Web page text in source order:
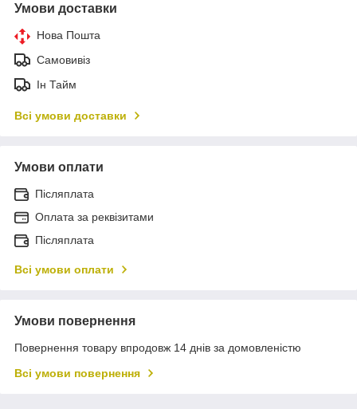
Умови доставки
Нова Пошта
Самовивіз
Ін Тайм
Всі умови доставки
Умови оплати
Післяплата
Оплата за реквізитами
Післяплата
Всі умови оплати
Умови повернення
Повернення товару впродовж 14 днів за домовленістю
Всі умови повернення